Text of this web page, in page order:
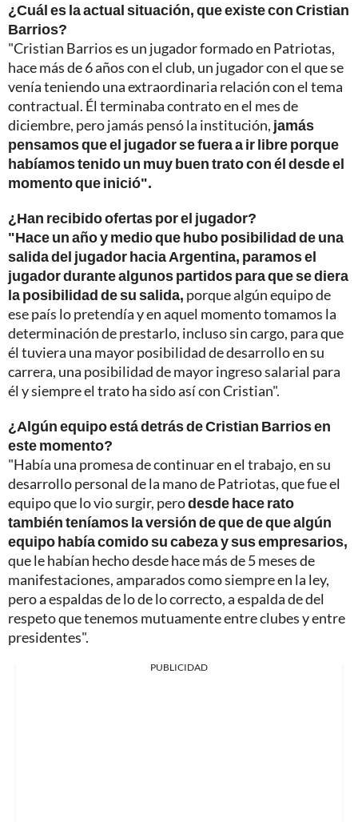
¿Cuál es la actual situación, que existe con Cristian
Barrios?
"Cristian Barrios es un jugador formado en Patriotas,
hace más de 6 años con el club, un jugador con el que se
venía teniendo una extraordinaria relación con el tema
contractual. Él terminaba contrato en el mes de
diciembre, pero jamás pensó la institución, jamás
pensamos que el jugador se fuera a ir libre porque
habíamos tenido un muy buen trato con él desde el
momento que inició".
¿Han recibido ofertas por el jugador?
"Hace un año y medio que hubo posibilidad de una
salida del jugador hacia Argentina, paramos el
jugador durante algunos partidos para que se diera
la posibilidad de su salida, porque algún equipo de
ese país lo pretendía y en aquel momento tomamos la
determinación de prestarlo, incluso sin cargo, para que
él tuviera una mayor posibilidad de desarrollo en su
carrera, una posibilidad de mayor ingreso salarial para
él y siempre el trato ha sido así con Cristian".
¿Algún equipo está detrás de Cristian Barrios en
este momento?
"Había una promesa de continuar en el trabajo, en su
desarrollo personal de la mano de Patriotas, que fue el
equipo que lo vio surgir, perodesde hace rato
también teníamos la versión de que de que algún
equipo había comido su cabeza y sus empresarios,
que le habían hecho desde hace más de 5 meses de
manifestaciones, amparados como siempre en la ley,
pero a espaldas de lo de lo correcto, a espalda de del
respeto que tenemos mutuamente entre clubes y entre
presidentes".
PUBLICIDAD